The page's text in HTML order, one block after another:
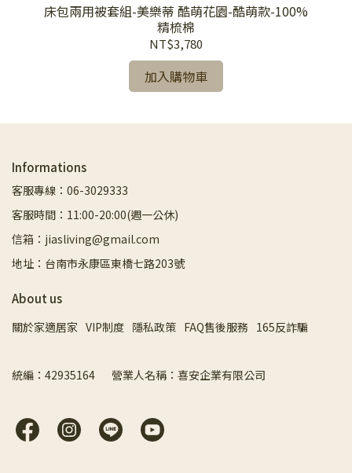
床包兩用被套組-美樂蒂 酷萌花園-酷萌款-100%
精梳棉
NT$3,780
加入購物車
Informations
客服專線：06-3029333
客服時間：11:00-20:00(週一公休)
信箱：jiasliving@gmail.com
地址：台南市永康區東橋七路203號
About us
關於家適居家 VIP制度 隱私政策 FAQ售後服務 165反詐騙
統編：42935164       營業人名稱：喜安企業有限公司